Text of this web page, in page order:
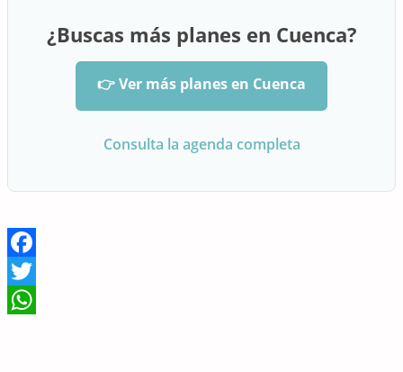
¿Buscas más planes en Cuenca?
👉 Ver más planes en Cuenca
Consulta la agenda completa
Facebook
Twitter